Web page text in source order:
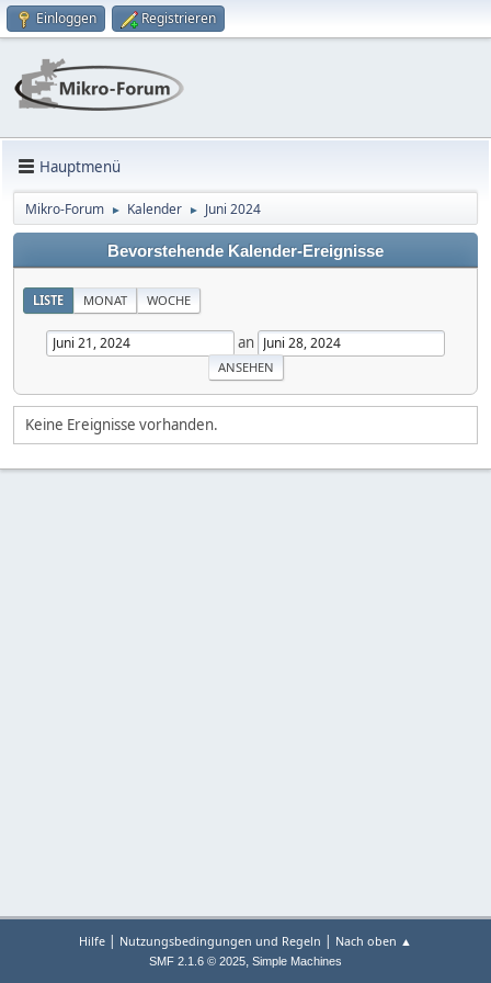
Einloggen Registrieren
Hauptmenü
Mikro-Forum ► Kalender ► Juni 2024
Bevorstehende Kalender-Ereignisse
LISTE MONAT WOCHE
an
Keine Ereignisse vorhanden.
Hilfe | Nutzungsbedingungen und Regeln | Nach oben ▲
SMF 2.1.6 © 2025, Simple Machines